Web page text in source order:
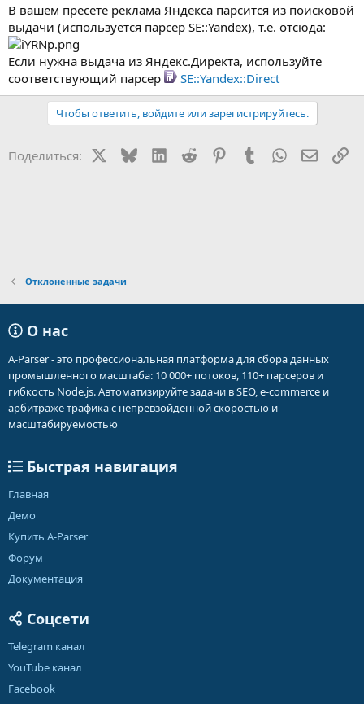
В вашем пресете реклама Яндекса парсится из поисковой
выдачи (используется парсер SE::Yandex), т.е. отсюда:
Если нужна выдача из Яндекс.Директа, используйте
соответствующий парсер
SE::Yandex::Direct
Чтобы ответить, войдите или зарегистрируйтесь.
Поделиться: BlueskyLinkedIn
Reddit PinterestTumblr WhatsApp
Отклоненные задачи
О нас
A-Parser - это профессиональная платформа для сбора данных
промышленного масштаба: 10 000+ потоков, 110+ парсеров и
гибкость Node.js. Автоматизируйте задачи в SEO, e-commerce и
арбитраже трафика с непревзойденной скоростью и
масштабируемостью
Быстрая навигация
Главная
Демо
Купить A-Parser
Форум
Документация
Соцсети
Telegram канал
YouTube канал
Facebook